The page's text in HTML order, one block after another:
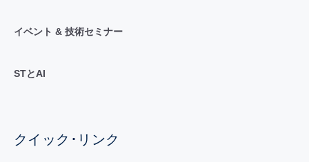
イベント & 技術セミナー
STとAI
クイック･リンク